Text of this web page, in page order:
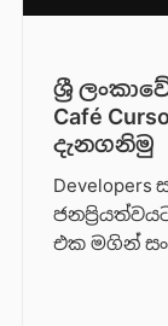
ශ්‍රී
Café
දැනගනිමු
ජනප්‍රියත්වයට
එක මගින්